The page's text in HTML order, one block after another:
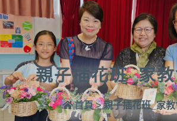
親子插花班_家
首頁 > 親子插花班_家